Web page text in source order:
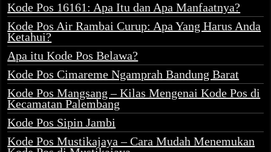
Kode Pos 16161: Apa Itu dan Apa Manfaatnya?
Kode Pos Air Rambai Curup: Apa Yang Harus Anda
Ketahui?
Apa itu Kode Pos Belawa?
Kode Pos Cimareme Ngamprah Bandung Barat
Kode Pos Mangsang – Kilas Mengenai Kode Pos di
Kecamatan Palembang
Kode Pos Sipin Jambi
Kode Pos Mustikajaya – Cara Mudah Menemukan